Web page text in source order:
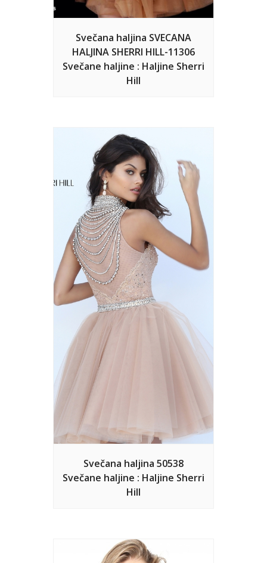
Svečana haljina SVECANA
HALJINA SHERRI HILL-11306
Svečane haljine : Haljine Sherri
Hill
Svečana haljina 50538
Svečane haljine : Haljine Sherri
Hill